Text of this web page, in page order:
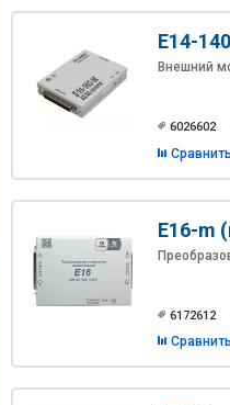
E14-
Внешний
6026602
Сравнить
E16-m
6172612
Сравнить